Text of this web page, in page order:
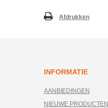
Afdrukken
INFORMATIE
AANBIEDINGEN
NIEUWE PRODUCTEN